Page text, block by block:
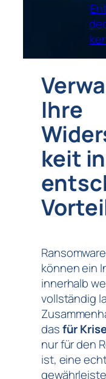
Ihre
keit
können ein
innerhalb
vollständig
dasfür
nur für den
ist, eine